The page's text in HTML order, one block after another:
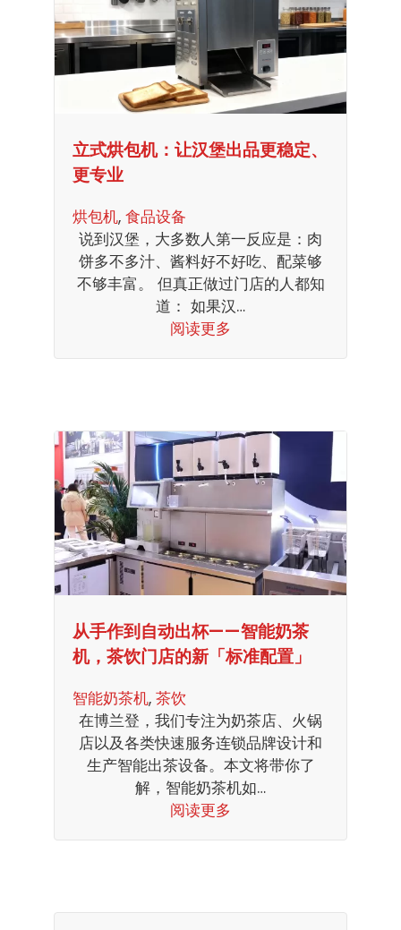
立式烘包机：让汉堡出品更稳定、
更专业
烘包机, 食品设备
说到汉堡，大多数人第一反应是：肉
饼多不多汁、酱料好不好吃、配菜够
不够丰富。 但真正做过门店的人都知
道： 如果汉…
阅读更多
从手作到自动出杯——智能奶茶
机，茶饮门店的新「标准配置」
智能奶茶机, 茶饮
在博兰登，我们专注为奶茶店、火锅
店以及各类快速服务连锁品牌设计和
生产智能出茶设备。本文将带你了
解，智能奶茶机如…
阅读更多